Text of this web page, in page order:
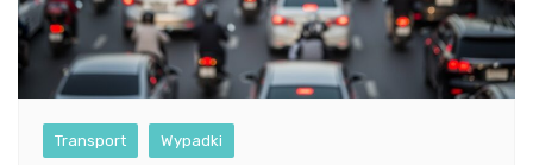
Transport Wypadki